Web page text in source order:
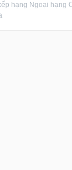
hạng Ngoại hạng